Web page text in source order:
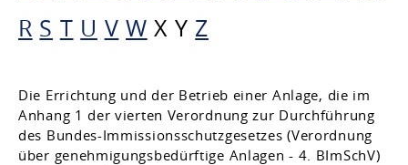
R S T U V W X Y Z
Die Errichtung und der Betrieb einer Anlage, die im
Anhang 1 der vierten Verordnung zur Durchführung
des Bundes-Immissionsschutzgesetzes (Verordnung
über genehmigungsbedürftige Anlagen - 4. BImSchV)